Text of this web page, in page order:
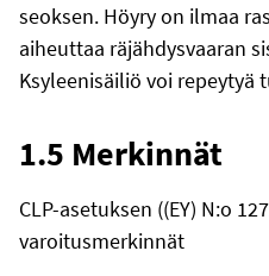
seoksen. Höyry on ilmaa
aiheuttaa räjähdysvaaran
Ksyleenisäiliö voi
1.5 Merkinnät
CLP-asetuksen ((EY) N:o
varoitusmerkinnät